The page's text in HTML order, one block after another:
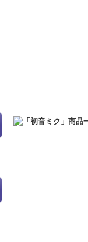
2021.7.7東京オリ